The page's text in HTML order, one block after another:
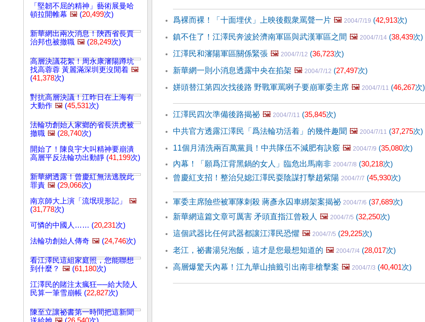
「堅韌不屈的精神」藝術展曼哈
頓拉開帷幕 🖼️ (20,499次)
新華網出兩次消息！陝西省長賈
治邦也被撤職 🖼️ (28,249次)
高層決議花絮！周永康瀋陽蹲坑
找高蓉蓉 黃麗滿深圳更沒閒着 🖼️
(41,378次)
對抗高層決議！江昨日在上海有
大動作 🖼️ (45,531次)
法輪功創始人家鄉的省長洪虎被
撤職 🖼️ (28,740次)
開始了！陳良宇大叫精神要崩潰
高層平反法輪功出動靜 (41,199次)
新華網透露！曾慶紅無法逃脫此
罪責 🖼️ (29,066次)
南京師大上演「流氓現形記」
🖼️
(31,778次)
可憐的中國人…… (20,231次)
法輪功創始人傳奇 🖼️ (24,746次)
看江澤民這組家庭照，您能聯想
到什麼？ 🖼️ (61,180次)
江澤民的賭注太瘋狂──給大陸人
民算一筆雪崩帳 (22,827次)
陳至立讓祕書第一時間把這新聞
爲裸而裸！「十面埋伏」上映後觀衆罵聲一片 🖼️ 2004/7/19 (42,913次)
鎮不住了！江澤民奔波於濟南軍區與武漢軍區之間 🖼️ 2004/7/14 (38,439次)
江澤民和瀋陽軍區關係緊張 🖼️ 2004/7/12 (36,723次)
新華網一則小消息透露中央在掐架 🖼️ 2004/7/12 (27,497次)
姘頭替江第四次找後路 野戰軍罵咧子要崩軍委主席 🖼️ 2004/7/11 (46,267次)
江澤民四次準備後路揭祕 🖼️ 2004/7/11 (35,845次)
中共官方透露江澤民「爲法輪功活着」的幾件趣聞 🖼️ 2004/7/11 (37,275次)
11個月清洗兩百萬黨員！中共隊伍不減肥有訣竅 🖼️ 2004/7/9 (35,080次)
內幕！「願爲江背黑鍋的女人」臨危出馬南非 2004/7/8 (30,218次)
曾慶紅支招！整治兒媳江澤民耍陰謀打擊趙紫陽 2004/7/7 (45,930次)
軍委主席險些被軍隊刺殺 蔣彥永囚車綁架案揭祕 2004/7/6 (37,689次)
新華網這篇文章可厲害 矛頭直指江曾殺人 🖼️ 2004/7/5 (32,250次)
這個武器比任何武器都讓江澤民恐懼 🖼️ 2004/7/5 (29,225次)
老江，祕書湯兒泡飯，這才是您最想知道的 🖼️ 2004/7/4 (28,017次)
高層爆驚天內幕！江九華山抽籤引出南非槍擊案 🖼️ 2004/7/3 (40,401次)